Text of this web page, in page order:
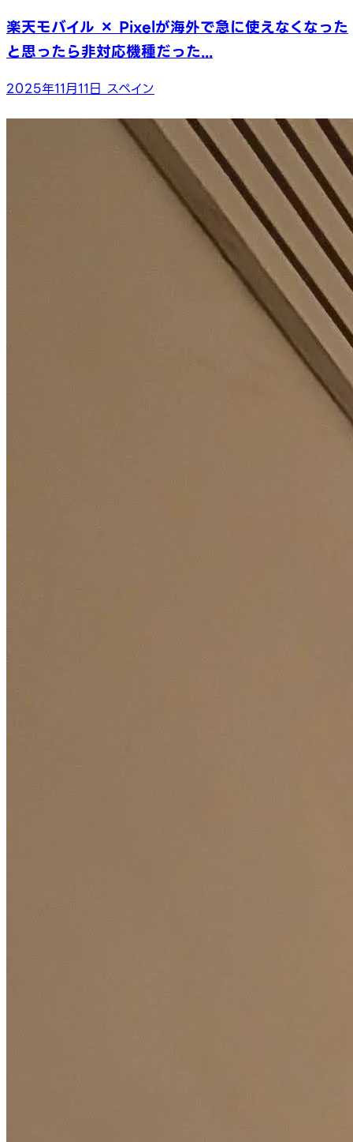
楽天モバイル × Pixelが海外で急に使えなくなった
と思ったら非対応機種だった...
2025年11月11日 スペイン